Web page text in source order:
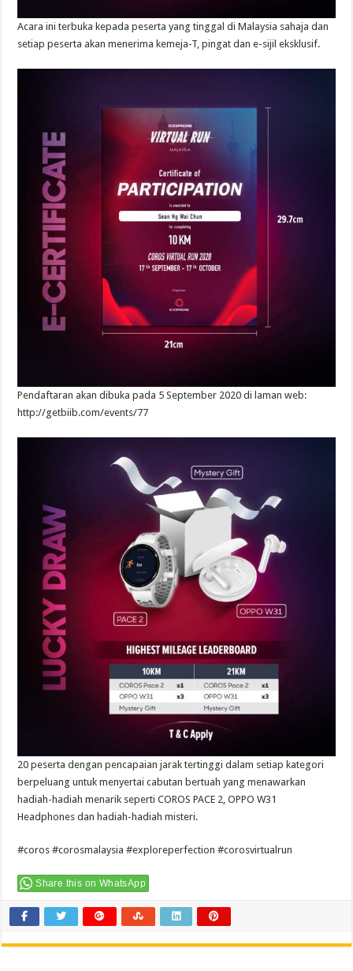
Acara ini terbuka kepada peserta yang tinggal di Malaysia sahaja dan
setiap peserta akan menerima kemeja-T, pingat dan e-sijil eksklusif.
Pendaftaran akan dibuka pada 5 September 2020 di laman web:
http://getbiib.com/events/77
20 peserta dengan pencapaian jarak tertinggi dalam setiap kategori
berpeluang untuk menyertai cabutan bertuah yang menawarkan
hadiah-hadiah menarik seperti COROS PACE 2, OPPO W31
Headphones dan hadiah-hadiah misteri.
#coros #corosmalaysia #exploreperfection #corosvirtualrun
Share this on WhatsApp